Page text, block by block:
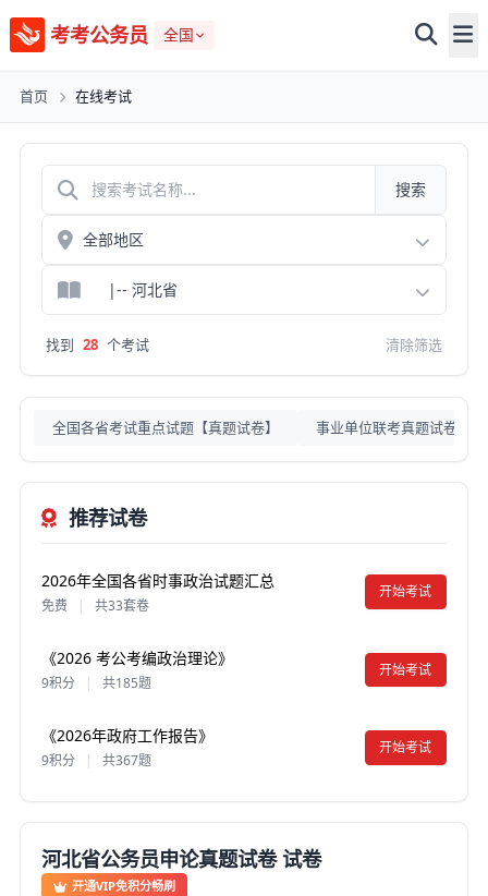
考考公务员 全国
首页 在线考试
搜索
找到 28 个考试 清除筛选
全国各省考试重点试题【真题试卷】 事业单位联考真题试卷
推荐试卷
2026年全国各省时事政治试题汇总
免费 | 共33套卷
开始考试
《2026 考公考编政治理论》
9积分 | 共185题
开始考试
《2026年政府工作报告》
9积分 共367题
开始考试
河北省公务员申论真题试卷 试卷
开通VIP免积分畅刷